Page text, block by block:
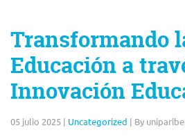
Transformando
Educación a
Innovación
05 julio 2025 | Uncategorized | By